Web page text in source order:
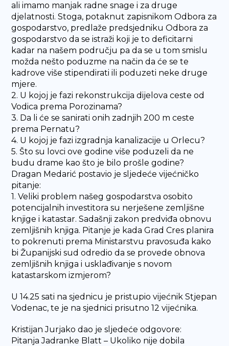
ali imamo manjak radne snage i za druge
djelatnosti. Stoga, potaknut zapisnikom Odbora za
gospodarstvo, predlaže predsjedniku Odbora za
gospodarstvo da se istraži koji je to deficitarni
kadar na našem području pa da se u tom smislu
možda nešto poduzme na način da će se te
kadrove više stipendirati ili poduzeti neke druge
mjere.
2. U kojoj je fazi rekonstrukcija dijelova ceste od
Vodica prema Porozinama?
3. Da li će se sanirati onih zadnjih 200 m ceste
prema Pernatu?
4. U kojoj je fazi izgradnja kanalizacije u Orlecu?
5. Što su lovci ove godine više poduzeli da ne
budu drame kao što je bilo prošle godine?
Dragan Medarić postavio je sljedeće vijećničko
pitanje:
1. Veliki problem našeg gospodarstva osobito
potencijalnih investitora su nerješene zemljišne
knjige i katastar. Sadašnji zakon predviđa obnovu
zemljišnih knjiga. Pitanje je kada Grad Cres planira
to pokrenuti prema Ministarstvu pravosuđa kako
bi Županijski sud odredio da se provede obnova
zemljišnih knjiga i usklađivanje s novom
katastarskom izmjerom?
U 14.25 sati na sjednicu je pristupio vijećnik Stjepan
Vodenac, te je na sjednici prisutno 12 vijećnika.
Kristijan Jurjako dao je sljedeće odgovore:
Pitanja Jadranke Blatt – Ukoliko nije dobila